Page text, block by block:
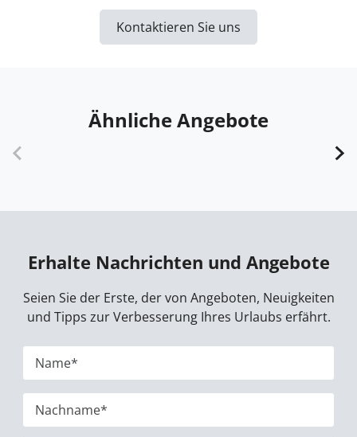
Kontaktieren Sie uns
Ähnliche Angebote
Erhalte Nachrichten und Angebote
Seien Sie der Erste, der von Angeboten, Neuigkeiten
und Tipps zur Verbesserung Ihres Urlaubs erfährt.